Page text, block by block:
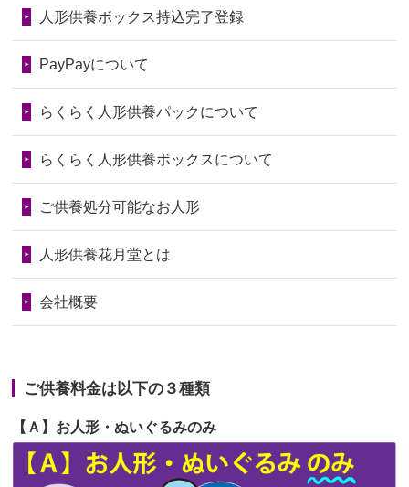
いたことが...
の回りの物...
2026/06/28人形たちに これまで本当にありがとう
2026/06/24今は亡き両親が孫（私の子供）の初節
句に贈って...
2026/06/23ありがとうね
の祖父母か...
2026/06/20
雛人形をお道具も含め一式で引き取っ
てくださる...
第75回人形供養祭令和7年1月17日(金)
第73回人形供養祭令和6年10月17日(木)
第71回人形供養祭令和6年8月1日(木)
第70回人形供養祭令和6年6月21日(金)
第68回人形供養祭令和6年3月22日(金)
第65回人形供養祭令和5年11月09日(木)
第64回人形供養祭令和5年9月21日(木)
第63回人形供養祭 令和5年8月1日(火)
人形供養ボックス持込完了登録
PayPayについて
らくらく人形供養パックについて
らくらく人形供養ボックスについて
ご供養処分可能なお人形
人形供養花月堂とは
会社概要
ご供養料金は以下の３種類
【Ａ】お人形・ぬいぐるみのみ